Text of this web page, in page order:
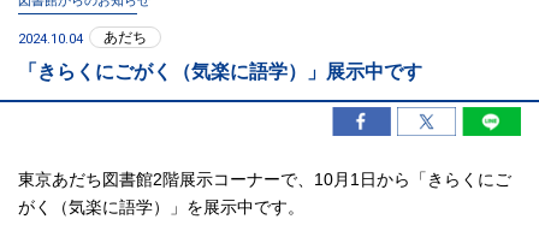
「きらくにごがく（気楽に語学）」展示中です
2024.10.04 あだち
東京あだち図書館2階展示コーナーで、10月1日から「きらくにご
がく（気楽に語学）」を展示中です。